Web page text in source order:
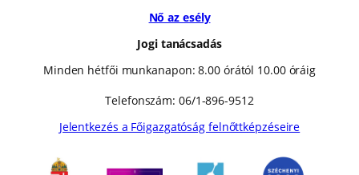
Nő az esély
Jogi tanácsadás
Minden hétfői munkanapon: 8.00 órától 10.00 óráig
Telefonszám: 06/1-896-9512
Jelentkezés a Főigazgatóság felnőttképzéseire